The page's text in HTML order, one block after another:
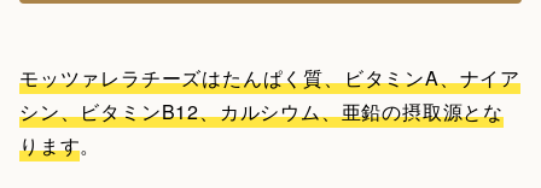
モッツァレラチーズはたんぱく質、ビタミンA、ナイア
シン、ビタミンB12、カルシウム、亜鉛の摂取源とな
ります。